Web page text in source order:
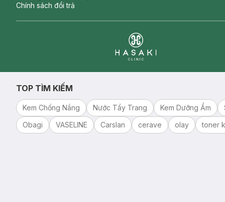
Chính sách đổi trả
TOP TÌM KIẾM
Kem Chống Nắng Nước Tẩy Trang Kem Dưỡng Ẩm
Obagi
VASELINE Carslan cerave olay toner